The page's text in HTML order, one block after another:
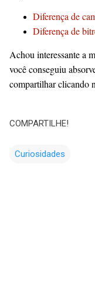
Diferença de
Diferença de
Achou interessante a
você conseguiu
compartilhar clicando
COMPARTILHE!
Curiosidades